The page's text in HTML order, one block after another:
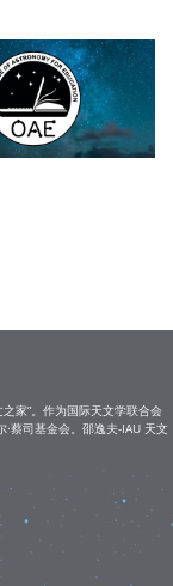
家”。作为国际天文学联合会
蔡司基金会。邵逸夫-IAU 天文